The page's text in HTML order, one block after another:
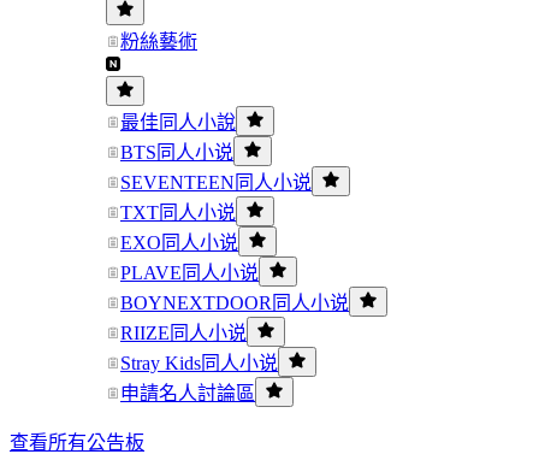
粉絲藝術
最佳同人小說
BTS同人小说
SEVENTEEN同人小说
TXT同人小说
EXO同人小说
PLAVE同人小说
BOYNEXTDOOR同人小说
RIIZE同人小说
Stray Kids同人小说
申請名人討論區
查看所有公告板